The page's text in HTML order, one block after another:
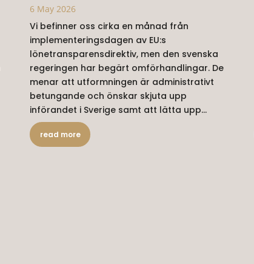
6 May 2026
Vi befinner oss cirka en månad från
implementeringsdagen av EU:s
lönetransparensdirektiv, men den svenska
regeringen har begärt omförhandlingar. De
menar att utformningen är administrativt
betungande och önskar skjuta upp
införandet i Sverige samt att lätta upp...
read more